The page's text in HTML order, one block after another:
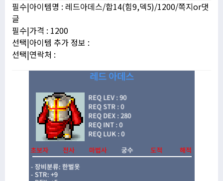
필수|아이템명 : 레드아데스/합14(힘9,덱5)/1200/쪽지or댓
글
필수|가격 : 1200
선택|아이템 추가 정보 :
선택|연락처 :